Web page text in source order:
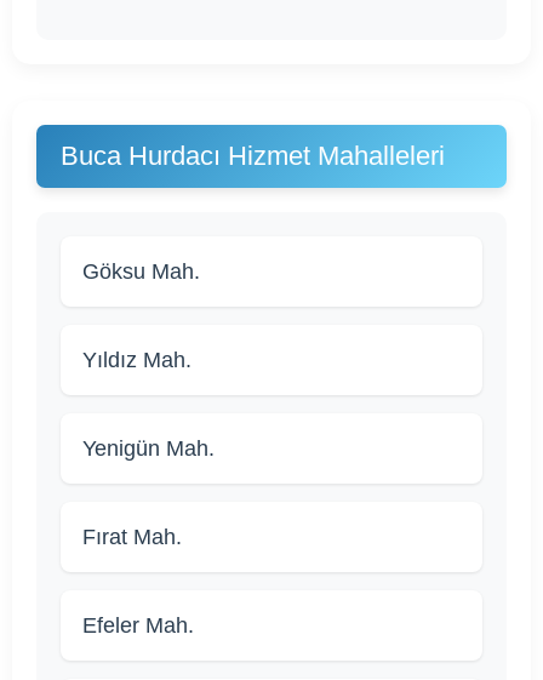
Buca Hurdacı Hizmet Mahalleleri
Göksu Mah.
Yıldız Mah.
Yenigün Mah.
Fırat Mah.
Efeler Mah.